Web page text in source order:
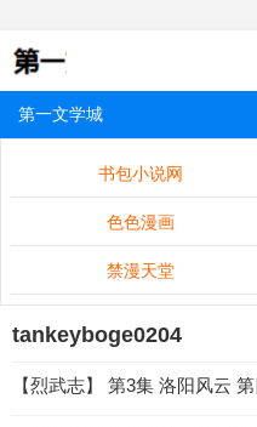
第一文学城
书包小说网
色色漫画
禁漫天堂
tankeyboge0204
【烈武志】 第3集 洛阳风云